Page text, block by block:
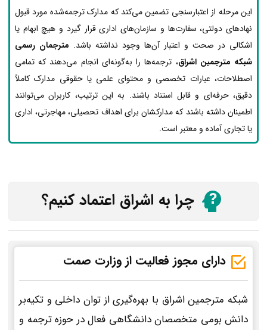
این مرحله از اعتبارسنجی تضمین می‌کند که مدارک ترجمه‌شده مورد قبول
نهادهای دولتی، سفارت‌ها و سازمان‌های اداری قرار گیرد و هیچ ابهام یا
اشکالی در صحت و اعتبار آن‌ها وجود نداشته باشد. مترجمان رسمی
شبکه مترجمین اشراق، ترجمه‌ها را به‌گونه‌ای انجام می‌دهند که تمامی
اصطلاحات، عبارات تخصصی و محتوای علمی یا حقوقی مدارک کاملاً
دقیق، حرفه‌ای و قابل استناد باشند. به این ترتیب، کاربران می‌توانند
اطمینان داشته باشند که مدارکشان برای اهداف تحصیلی، مهاجرتی، اداری
یا تجاری آماده و معتبر است.
چرا به اشراق اعتماد کنیم؟
دارای مجوز فعالیت از وزارت صمت
شبکه مترجمین اشراق با بهره‌گیری از توان داخلی و تکیه‌بر
دانش بومی متخصصان دانشگاهی فعال در حوزه ترجمه و